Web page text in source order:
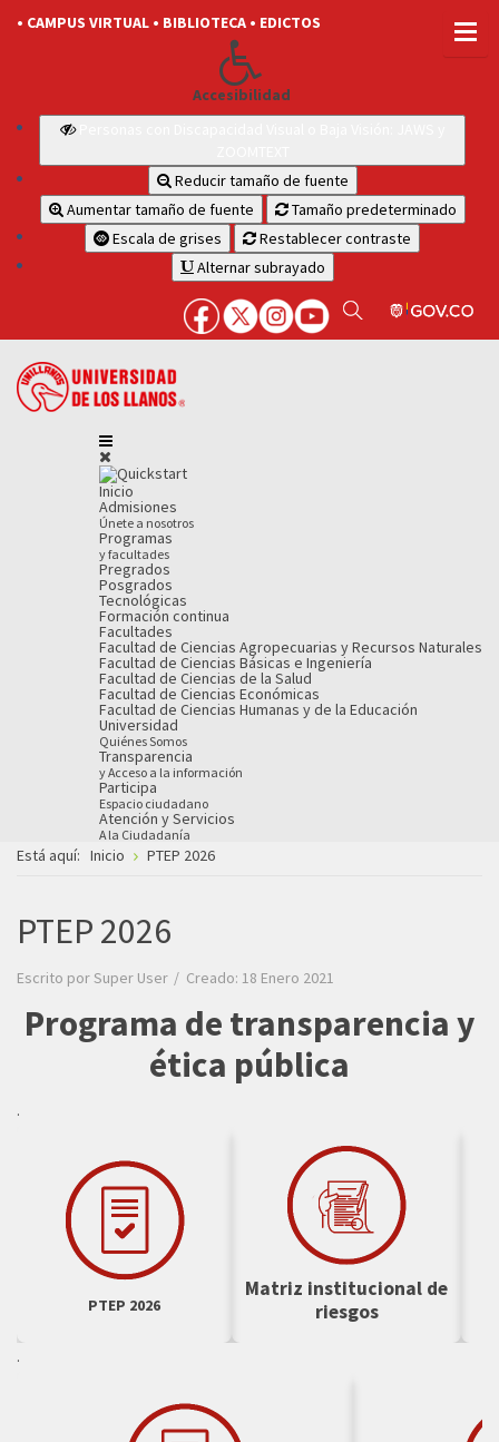
• CAMPUS VIRTUAL • BIBLIOTECA • EDICTOS
Accesibilidad
Reducir tamaño de fuente
Aumentar tamaño de fuente
Tamaño predeterminado
Escala de grises
Restablecer contraste
Alternar subrayado
Inicio
Admisiones
Únete a nosotros
Programas
y facultades
Pregrados
Posgrados
Tecnológicas
Formación continua
Facultades
Facultad de Ciencias Agropecuarias y Recursos Naturales
Facultad de Ciencias Básicas e Ingeniería
Facultad de Ciencias de la Salud
Facultad de Ciencias Económicas
Facultad de Ciencias Humanas y de la Educación
Universidad
Quiénes Somos
Transparencia
y Acceso a la información
Participa
Espacio ciudadano
Atención y Servicios
A la Ciudadanía
Está aquí: Inicio PTEP 2026
PTEP 2026
Escrito porSuper User Creado: 18 Enero 2021
Programa de transparencia y
ética pública
.
PTEP 2026
Matriz institucional de
riesgos
.